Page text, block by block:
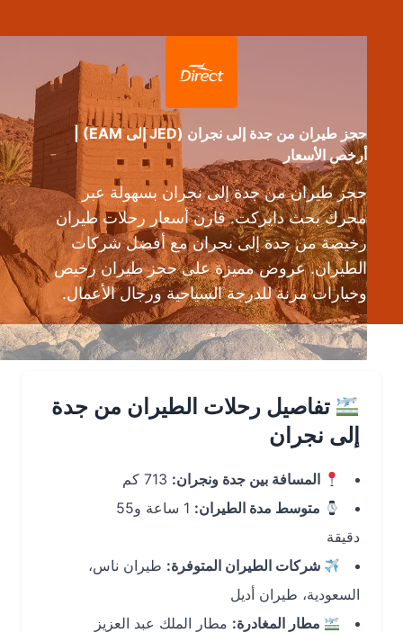
حجز طيران من جدة إلى نجران (JED إلى EAM) |
أرخص الأسعار
حجز طيران من جدة إلى نجران بسهولة عبر
محرك بحث دايركت. قارن أسعار رحلات طيران
رخيصة من جدة إلى نجران مع أفضل شركات
الطيران. عروض مميزة على حجز طيران رخيص
وخيارات مرنة للدرجة السياحية ورجال الأعمال.
تفاصيل رحلات الطيران من جدة
إلى نجران
المسافة بين جدة ونجران:713 كم
متوسط مدة الطيران:
1 ساعة و55
شركات الطيران المتوفرة:طيران ناس،
السعودية، طيران أديل
مطار المغادرة:مطار الملك عبد العزيز